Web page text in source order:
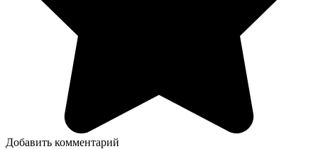
Добавить комментарий